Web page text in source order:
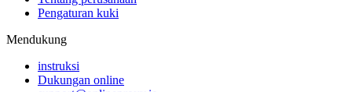
Pengaturan kuki
Mendukung
instruksi
Dukungan online